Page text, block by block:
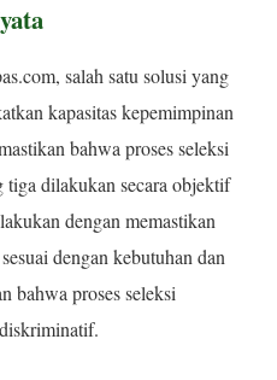
salah satu solusi yang
kapasitas kepemimpinan
bahwa proses seleksi
tiga dilakukan secara objektif
dengan memastikan
dengan kebutuhan dan
bahwa proses seleksi